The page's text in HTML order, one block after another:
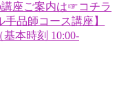
座ご案内は☞コチラ
品師コース講座】
本時刻 10:00-